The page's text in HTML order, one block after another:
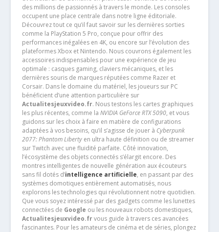
des millions de passionnés à travers le monde. Les consoles
occupent une place centrale dans notre ligne éditoriale.
Découvrez tout ce qu’il faut savoir sur les dernières sorties
comme la PlayStation 5 Pro, conçue pour offrir des
performances inégalées en 4K, ou encore sur l’évolution des
plateformes Xbox et Nintendo. Nous couvrons également les
accessoires indispensables pour une expérience de jeu
optimale : casques gaming, claviers mécaniques, et les
dernières souris de marques réputées comme Razer et
Corsair. Dans le domaine du matériel, les joueurs sur PC
bénéficient d’une attention particulière sur
Actualitesjeuxvideo.fr. Nous testons les cartes graphiques
les plus récentes, comme la NVIDIA GeForce RTX 5090, et vous
guidons sur les choix à faire en matière de configurations
adaptées à vos besoins, qu’il s’agisse de jouer à Cyberpunk
2077: Phantom Libertyen ultra haute définition ou de streamer
sur Twitch avec une fluidité parfaite. Côté innovation,
l’écosystème des objets connectés s’élargit encore. Des
montres intelligentes de nouvelle génération aux écouteurs
sans fil dotés d’intelligence artificielle, en passant par des
systèmes domotiques entièrement automatisés, nous
explorons les technologies qui révolutionnent notre quotidien.
Que vous soyez intéressé par des gadgets comme les lunettes
connectées de Google ou les nouveaux robots domestiques,
Actualitesjeuxvideo.frvous guide à travers ces avancées
fascinantes. Pour les amateurs de cinéma et de séries, plongez